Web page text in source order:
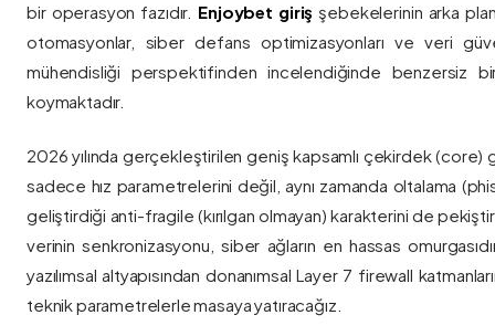
bir operasyon fazıdır. Enjoybet giriş şebekelerinin arka
otomasyonlar, siber defans optimizasyonları ve veri
mühendisliği perspektifinden incelendiğinde benzersiz
koymaktadır.
2026 yılında gerçekleştirilen geniş kapsamlı çekirdek
sadece hız parametrelerini değil, aynı zamanda oltalama
geliştirdiği anti-fragile (kırılgan olmayan) karakterini de
verinin senkronizasyonu, siber ağların en hassas
yazılımsal altyapısından donanımsal Layer 7 firewall
teknik parametrelerle masaya yatıracağız.